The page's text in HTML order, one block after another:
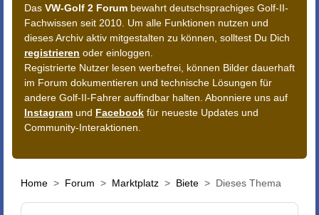
Das VW-Golf 2 Forum bewahrt deutschsprachiges Golf-II-
Fachwissen seit 2010. Um alle Funktionen nutzen und
dieses Archiv aktiv mitgestalten zu können, solltest Du Dich
registrieren oder einloggen.
Registrierte Nutzer lesen werbefrei, können Bilder dauerhaft
im Forum dokumentieren und technische Lösungen für
andere Golf-II-Fahrer auffindbar halten. Abonniere uns auf
Instagram und Facebook für neueste Updates und
Community-Interaktionen.
Home Forum Marktplatz Biete Dieses Thema